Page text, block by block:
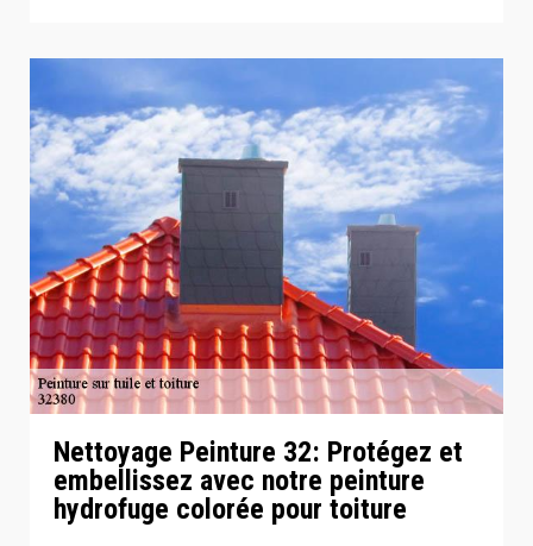
Nettoyage Peinture 32: Protégez et
embellissez avec notre peinture
hydrofuge colorée pour toiture